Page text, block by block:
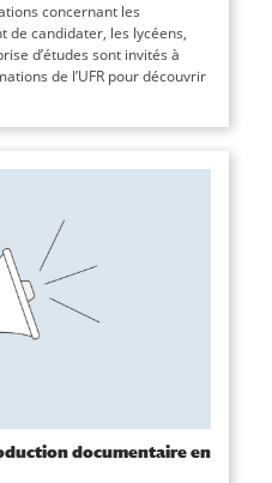
concernant les
de candidater, les lycéens,
d’études sont invités à
de l’UFR pour découvrir
documentaire en